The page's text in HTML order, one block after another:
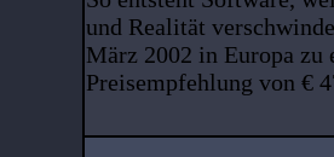
und Realität
März 2002 in Europa
Preisempfehlung von €